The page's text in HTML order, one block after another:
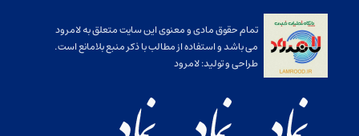
تمام حقوق مادی و معنوی این سایت متعلق به لامرود
می باشد و استفاده از مطالب با ذکر منبع بلامانع است.
طراحی و تولید:لامرود